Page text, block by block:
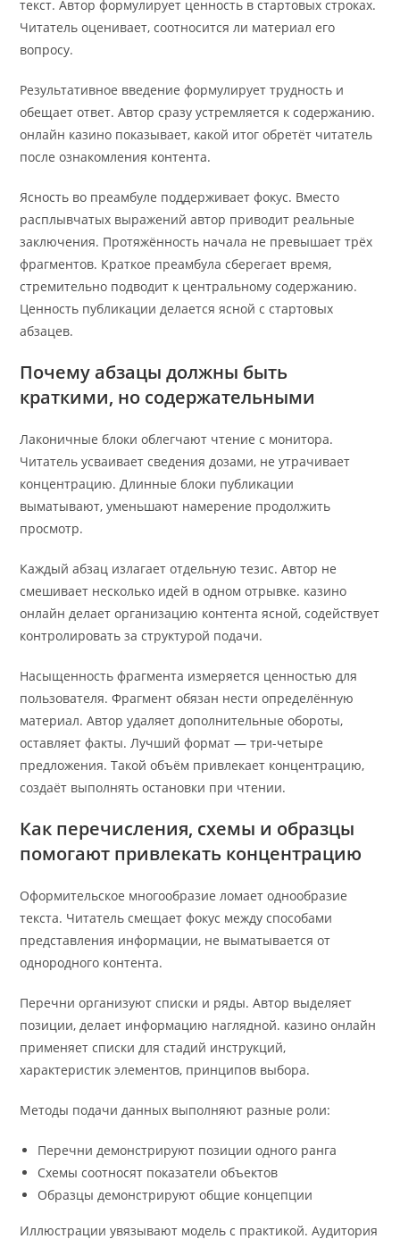
текст. Автор формулирует ценность в стартовых строках.
Читатель оценивает, соотносится ли материал его
вопросу.
Результативное введение формулирует трудность и
обещает ответ. Автор сразу устремляется к содержанию.
онлайн казино показывает, какой итог обретёт читатель
после ознакомления контента.
Ясность во преамбуле поддерживает фокус. Вместо
расплывчатых выражений автор приводит реальные
заключения. Протяжённость начала не превышает трёх
фрагментов. Краткое преамбула сберегает время,
стремительно подводит к центральному содержанию.
Ценность публикации делается ясной с стартовых
абзацев.
Почему абзацы должны быть
краткими, но содержательными
Лаконичные блоки облегчают чтение с монитора.
Читатель усваивает сведения дозами, не утрачивает
концентрацию. Длинные блоки публикации
выматывают, уменьшают намерение продолжить
просмотр.
Каждый абзац излагает отдельную тезис. Автор не
смешивает несколько идей в одном отрывке. казино
онлайн делает организацию контента ясной, содействует
контролировать за структурой подачи.
Насыщенность фрагмента измеряется ценностью для
пользователя. Фрагмент обязан нести определённую
материал. Автор удаляет дополнительные обороты,
оставляет факты. Лучший формат — три-четыре
предложения. Такой объём привлекает концентрацию,
создаёт выполнять остановки при чтении.
Как перечисления, схемы и образцы
помогают привлекать концентрацию
Оформительское многообразие ломает однообразие
текста. Читатель смещает фокус между способами
представления информации, не выматывается от
однородного контента.
Перечни организуют списки и ряды. Автор выделяет
позиции, делает информацию наглядной. казино онлайн
применяет списки для стадий инструкций,
характеристик элементов, принципов выбора.
Методы подачи данных выполняют разные роли:
Перечни демонстрируют позиции одного ранга
Схемы соотносят показатели объектов
Образцы демонстрируют общие концепции
Иллюстрации увязывают модель с практикой. Аудитория